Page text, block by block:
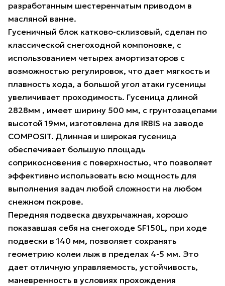
разработанным шестеренчатым приводом в
масляной ванне.
Гусеничный блок катково-склизовый, сделан по
классической снегоходной компоновке, с
использованием четырех амортизаторов с
возможностью регулировок, что дает мягкость и
плавность хода, а большой угол атаки гусеницы
увеличивает проходимость. Гусеница длиной
2828мм , имеет ширину 500 мм, с грунтозацепами
высотой 19мм, изготовлена для IRBIS на заводе
COMPOSIT. Длинная и широкая гусеница
обеспечивает большую площадь
соприкосновения с поверхностью, что позволяет
эффективно использовать всю мощность для
выполнения задач любой сложности на любом
снежном покрове.
Передняя подвеска двухрычажная, хорошо
показавшая себя на снегоходе SF150L, при ходе
подвески в 140 мм, позволяет сохранять
геометрию колеи лыж в пределах 4-5 мм. Это
дает отличную управляемость, устойчивость,
маневренность в условиях прохождения